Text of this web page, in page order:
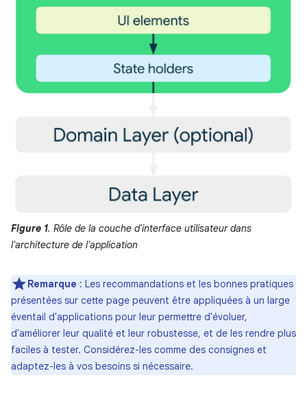
Figure 1. Rôle de la couche d'interface utilisateur dans
l'architecture de l'application
Remarque : Les recommandations et les bonnes pratiques
présentées sur cette page peuvent être appliquées à un large
éventail d'applications pour leur permettre d'évoluer,
d'améliorer leur qualité et leur robustesse, et de les rendre plus
faciles à tester. Considérez-les comme des consignes et
adaptez-les à vos besoins si nécessaire.